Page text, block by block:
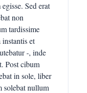
Sed erat
non
tardissime
et
-, inde
Post cibum
in sole, liber
solebat nullum